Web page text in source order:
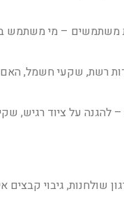
משתמשים – מי
רשת, שקעי חשמל,
להגנה על ציוד רגיש,
גיבוי קבצים